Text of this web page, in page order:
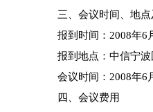
三、会议时间、地点
报到时间：2008年6
报到地点：中信宁波
会议时间：2008年6
四、会议费用